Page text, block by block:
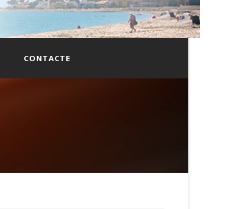
CONTACTE